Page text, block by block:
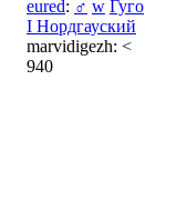
eured: ♂ w Гуго
I Нордгауский
marvidigezh: <
940